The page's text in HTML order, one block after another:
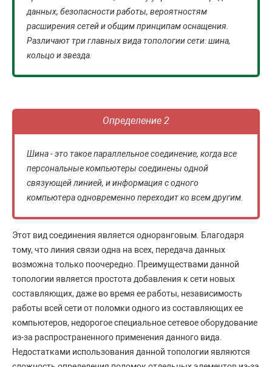
данных, безопасности работы, вероятностям
расширения сетей и общим принципам оснащения.
Различают три главных вида топологии сети: шина,
кольцо и звезда.
Определение 2
Шина - это такое параллельное соединение, когда все
персональные компьютеры соединены одной
связующей линией, и информация с одного
компьютера одновременно переходит ко всем другим.
Этот вид соединения является одноранговым. Благодаря
тому, что линия связи одна на всех, передача данных
возможна только поочередно. Преимуществами данной
топологии является простота добавления к сети новых
составляющих, даже во время ее работы, независимость
работы всей сети от поломки одного из составляющих ее
компьютеров, недорогое специальное сетевое оборудование
из-за распространенного применения данного вида.
Недостатками использования данной топологии являются